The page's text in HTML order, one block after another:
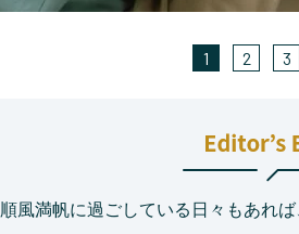
1 2 3
順風満帆に過ごしている日々もあれ